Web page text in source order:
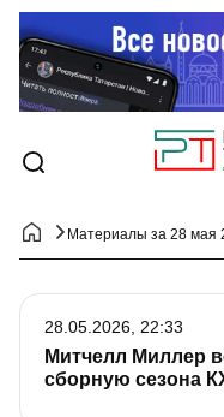
Материалы за 28 мая
Митчелл Миллер
сборную сезона
28.05.2026, 22:33